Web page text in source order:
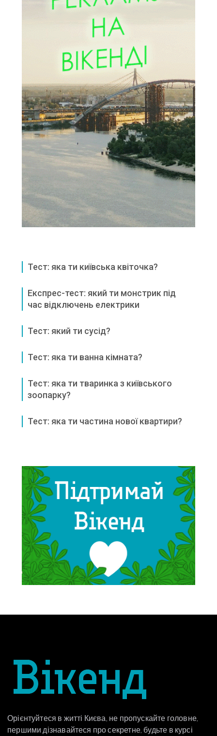
Тест: яка ти київська квіточка?
Експрес-тест: який ти монстрик під
час відключень електрики
Тест: який ти сусід?
Тест: яка ти ванна кімната?
Тест: яка ти тваринка з київського
зоопарку?
Тест: яка ти частина нової квартири?
Орієнтуйтеся в житті Києва, не пропускайте головне,
першими дізнавайтеся про секретне, будьте в курсі